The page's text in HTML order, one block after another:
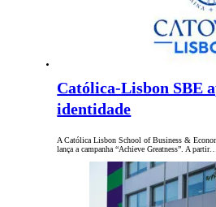
Católica-Lisbon SBE
identidade
A Católica Lisbon School of Business &
lança a campanha “Achieve Greatness”. A partir…